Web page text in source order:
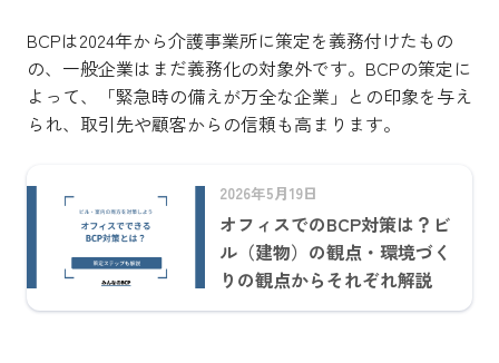
BCPは2024年から介護事業所に策定を義務付けたもの
の、一般企業はまだ義務化の対象外です。BCPの策定に
よって、「緊急時の備えが万全な企業」との印象を与え
られ、取引先や顧客からの信頼も高まります。
2026年5月19日
オフィスでのBCP対策は？ビ
ル（建物）の観点・環境づく
りの観点からそれぞれ解説